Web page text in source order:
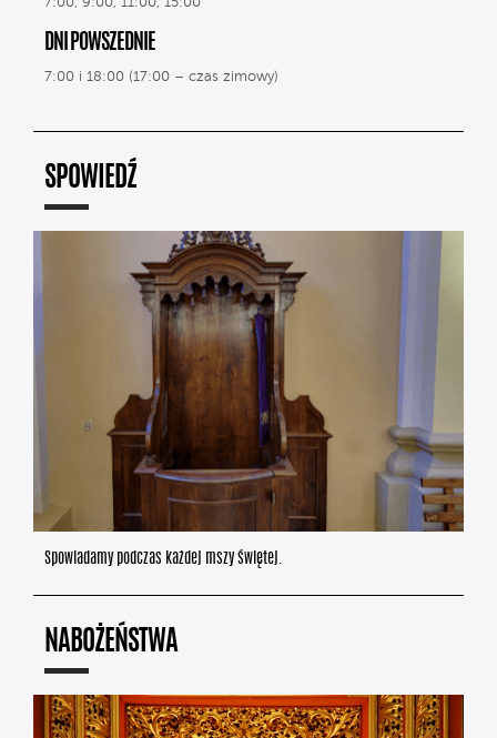
DNI POWSZEDNIE
7:00 i 18:00 (17:00 – czas zimowy)
SPOWIEDŹ
Spowiadamy podczas każdej mszy świętej.
NABOŻEŃSTWA